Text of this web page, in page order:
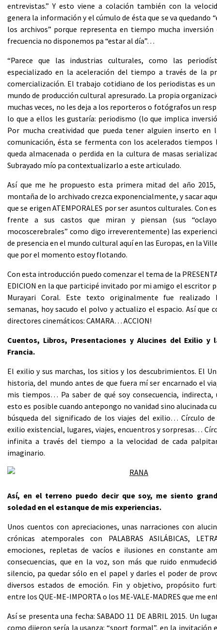
entrevistas.” Y esto viene a colación también con la
genera la información y el cúmulo de ésta que se va quedando
los archivos” porque representa en tiempo mucha inversión
frecuencia no disponemos pa “estar al día”…
“Parece que las industrias culturales, como las
especializado en la aceleración del tiempo a través de la
comercialización. El trabajo cotidiano de los periodistas es
mundo de producción cultural apresurado. La propia
muchas veces, no les deja a los reporteros o fotógrafos un
lo que a ellos les gustaría: periodismo (lo que implica
Por mucha creatividad que pueda tener alguien inserto en
comunicación, ésta se fermenta con los acelerados tiempos
queda almacenada o perdida en la cultura de masas
Subrayado mío pa contextualizarlo a este articulado.
Así que me he propuesto esta primera mitad del año
montaña de lo archivado crezca exponencialmente, y sacar
que se erigen ATEMPORALES por ser asuntos culturales. Con
frente a sus castos que miran y piensan (sus
mocoscerebrales” como digo irreverentemente) las
de presencia en el mundo cultural aquí en las Europas, en la
que por el momento estoy flotando.
Con esta introducción puedo comenzar el tema de la
EDICION en la que participé invitado por mi amigo el escritor
Murayari Coral. Este texto originalmente fue realizado
semanas, hoy sacudo el polvo y actualizo el espacio. Así que
directores cinemáticos: CAMARA… ACCION!
Cuentos, Libros, Presentaciones y Alucines del Exilio y
Francia.
El exilio y sus marchas, los sitios y los descubrimientos. El
historia, del mundo antes de que fuera mí ser encarnado el
mis tiempos… Pa saber de qué soy consecuencia,
esto es posible cuando antepongo no vanidad sino alucinada
búsqueda del significado de los viajes del exilio… Círculo
exilio existencial, lugares, viajes, encuentros y sorpresas…
infinita a través del tiempo a la velocidad de cada
imaginario.
Así, en el terreno puedo decir que soy, me siento
soledad en el estanque de mis experiencias.
Unos cuentos con apreciaciones, unas narraciones con
crónicas atemporales con PALABRAS ASILÁBICAS,
emociones, repletas de vacíos e ilusiones en constante
consecuencias, que en la voz, son más que ruido
silencio, pa quedar sólo en el papel y darles el poder de
diversos estados de emoción. Fin y objetivo, propósito
entre los QUE-ME-IMPORTA o los ME-VALE-MADRES que me
Así se presenta una fecha: SABADO 11 DE ABRIL 2015. Un
como dijeron sería la usanza: “sport formal”, en la invitación